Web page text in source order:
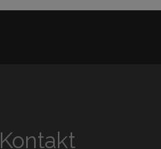
Kontakt